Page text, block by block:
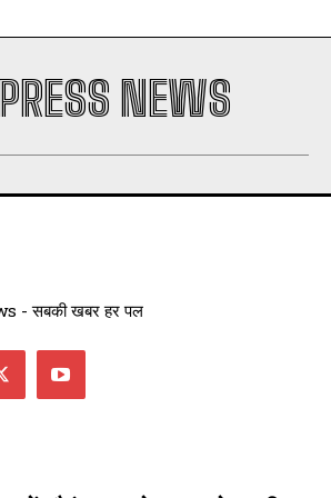
NEWS
- सबकी खबर हर पल